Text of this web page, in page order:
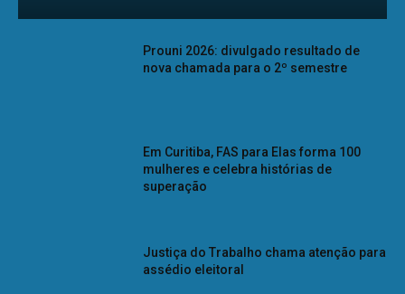
Prouni 2026: divulgado resultado de
nova chamada para o 2º semestre
Em Curitiba, FAS para Elas forma 100
mulheres e celebra histórias de
superação
Justiça do Trabalho chama atenção para
assédio eleitoral